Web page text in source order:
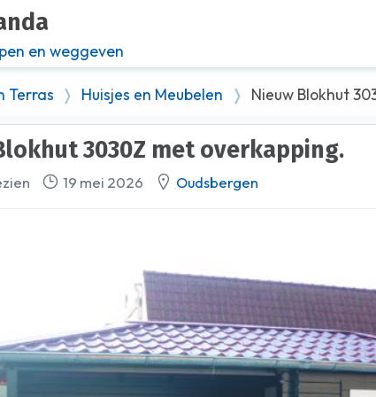
en weggeven
Terras Huisjes en Meubelen Nieuw Blokhut
Blokhut 3030Z met overkapping.
19 mei 2026 Oudsbergen